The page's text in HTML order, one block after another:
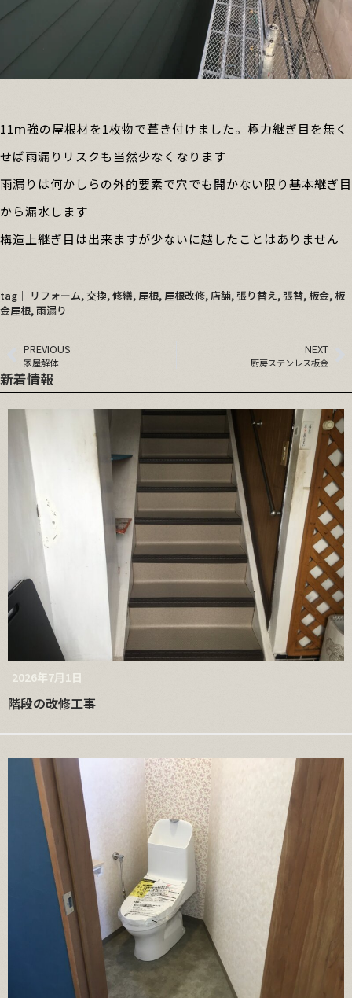
11ｍ強の屋根材を1枚物で葺き付けました。極力継ぎ目を無く
せば雨漏りリスクも当然少なくなります
雨漏りは何かしらの外的要素で穴でも開かない限り基本継ぎ目
から漏水します
構造上継ぎ目は出来ますが少ないに越したことはありません
tag│ リフォーム, 交換,修繕, 屋根, 屋根改修, 店舗, 張り替え, 張替, 板金,板
金屋根,雨漏り
PREVIOUS
家屋解体
NEXT
厨房ステンレス板金
新着情報
2026年7月1日
階段の改修工事